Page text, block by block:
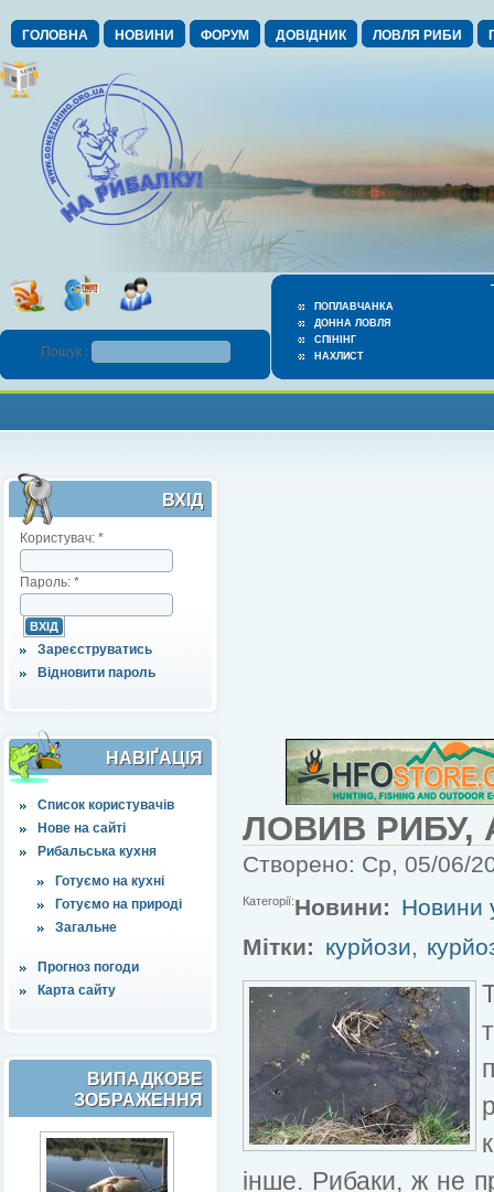
ГОЛОВНА НОВИНИ ФОРУМ ДОВІДНИК ЛОВЛЯ РИБИ
ПОПЛАВЧАНКА
ДОННА ЛОВЛЯ
СПІНІНГ
НАХЛИСТ
Пошук :
ВХІД
Користувач: *
Пароль: *
Зареєструватись
Відновити пароль
НАВІҐАЦІЯ
Список користувачів
Нове на сайті
Рибальська кухня
Готуємо на кухні
Готуємо на природі
Загальне
Прогноз погоди
Карта сайту
ВИПАДКОВЕ
ЗОБРАЖЕННЯ
ЛОВИВ РИБУ,
Створено: Ср, 05/06/
Категорії:Новини: Новини
Мітки: курйози,
інше. Рибаки, ж не